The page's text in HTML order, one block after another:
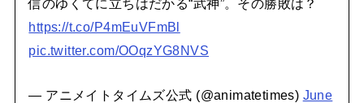
信のゆくてに立ちはだかる“武神”。その勝敗は？
https://t.co/P4mEuVFmBl
pic.twitter.com/OOqzYG8NVS
— アニメイトタイムズ公式 (@animatetimes) June